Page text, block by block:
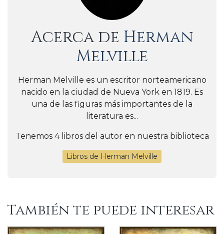
Acerca de Herman
Melville
Herman Melville es un escritor norteamericano
nacido en la ciudad de Nueva York en 1819. Es
una de las figuras más importantes de la
literatura es...
Tenemos 4 libros del autor en nuestra biblioteca
Libros de Herman Melville
También te puede interesar